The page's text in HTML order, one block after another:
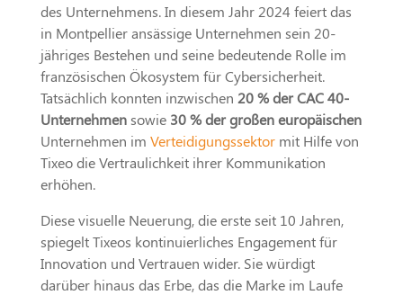
des Unternehmens. In diesem Jahr 2024 feiert das
in Montpellier ansässige Unternehmen sein 20-
jähriges Bestehen und seine bedeutende Rolle im
französischen Ökosystem für Cybersicherheit.
Tatsächlich konnten inzwischen 20 % der CAC 40-
Unternehmensowie 30 % der großen europäischen
Unternehmen im Verteidigungssektormit Hilfe von
Tixeo die Vertraulichkeit ihrer Kommunikation
erhöhen.
Diese visuelle Neuerung, die erste seit 10 Jahren,
spiegelt Tixeos kontinuierliches Engagement für
Innovation und Vertrauen wider. Sie würdigt
darüber hinaus das Erbe, das die Marke im Laufe